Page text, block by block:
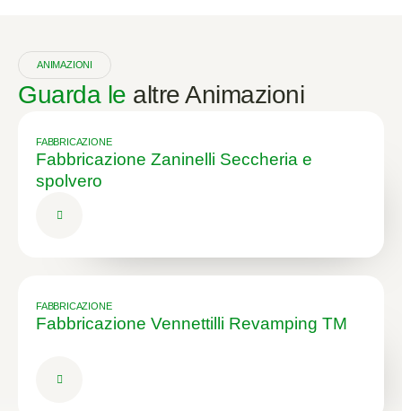
ANIMAZIONI
Guarda le altre Animazioni
FABBRICAZIONE
Fabbricazione Zaninelli Seccheria e
spolvero
FABBRICAZIONE
Fabbricazione Vennettilli Revamping TM